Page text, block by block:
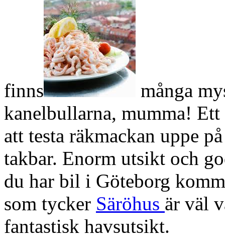
finns
många
kanelbullarna, mumma!
att testa räkmackan uppe
takbar. Enorm utsikt och
du har bil i Göteborg
som tycker Säröhus är väl
fantastisk havsutsikt.